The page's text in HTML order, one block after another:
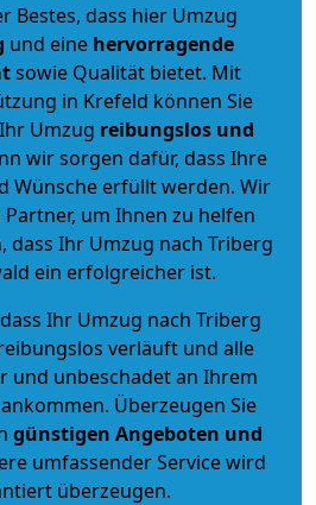
Bestes, dass hier Umzug
und eine hervorragende
sowie Qualität bietet. Mit
in Krefeld können Sie
Umzug reibungslos und
wir sorgen dafür, dass Ihre
Wünsche erfüllt werden. Wir
um Ihnen zu helfen
dass Ihr Umzug nach Triberg
ein erfolgreicher ist.
Ihr Umzug nach Triberg
verläuft und alle
und unbeschadet an Ihrem
Überzeugen Sie
günstigen Angeboten und
umfassender Service wird
überzeugen.